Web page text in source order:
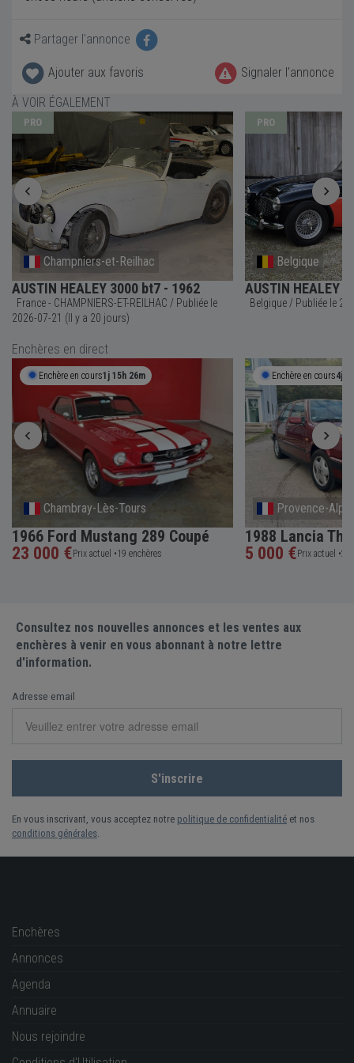
Partager l'annonce
Ajouter aux favoris
Signaler l'annonce
À VOIR ÉGALEMENT
PRO
Champniers-et-Reilhac
AUSTIN HEALEY 3000 bt7 - 1962
France - CHAMPNIERS-ET-REILHAC / Publiée le
2026-07-21 (Il y a 20 jours)
PRO
Belgique
AUSTIN HEALEY
Enchères en direct
Enchère en cours1j 15h 26m
Chambray-Lès-Tours
1966 Ford Mustang 289 Coupé
23 000 €Prix actuel •19 enchères
Enchère en cours4j
Provence-
1988 Lancia
5 000 €Prix actuel •2
Consultez nos nouvelles annonces et les ventes aux
enchères à venir en vous abonnant à notre lettre
d'information.
Adresse email
En vous inscrivant, vous acceptez notre politique de confidentialité et nos
conditions générales
Enchères
Annonces
Agenda
Annuaire
Nous rejoindre